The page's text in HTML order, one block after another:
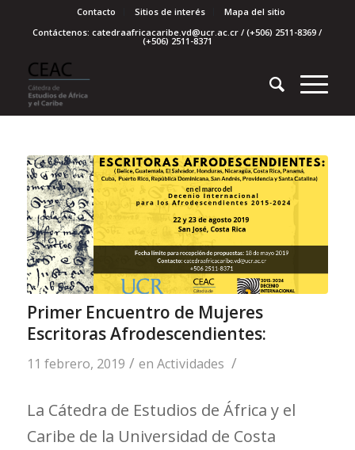
Contacto Sitios de interés
Mapa del sitio
Contáctenos: catedraafricacaribe.vd@ucr.ac.cr / (+506) 2511-8369 /
(+506) 2511-8371
Primer Encuentro de Mujeres
Escritoras Afrodescendientes:
11 febrero, 2019 / en Actividades /
La Cátedra de Estudios de África y el
Caribe de la Universidad de Costa